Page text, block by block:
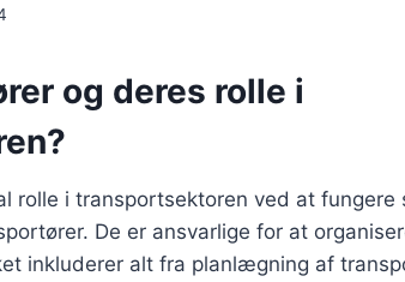
og deres rolle i
rolle i transportsektoren ved at fungere
De er ansvarlige for at
inkluderer alt fra planlægning af